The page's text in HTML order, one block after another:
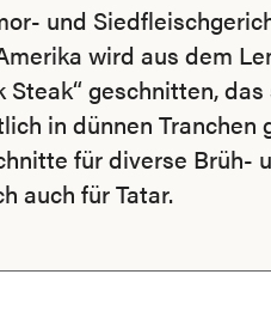
und
wird aus dem
geschnitten,
in dünnen Tranchen
für diverse Brüh-
auch für Tatar.